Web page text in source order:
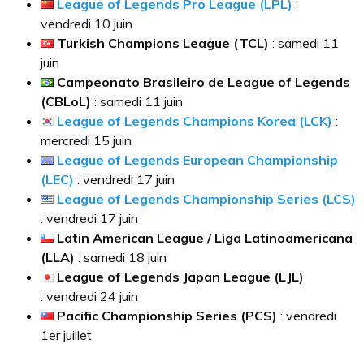
League of Legends Pro League (LPL) :
vendredi 10 juin
Turkish Champions League (TCL) : samedi 11
juin
Campeonato Brasileiro de League of Legends
(CBLoL) : samedi 11 juin
League of Legends Champions Korea (LCK) :
mercredi 15 juin
League of Legends European Championship
(LEC) : vendredi 17 juin
League of Legends Championship Series (LCS)
: vendredi 17 juin
Latin American League / Liga Latinoamericana
(LLA) : samedi 18 juin
League of Legends Japan League (LJL)
: vendredi 24 juin
Pacific Championship Series (PCS) : vendredi
1er juillet